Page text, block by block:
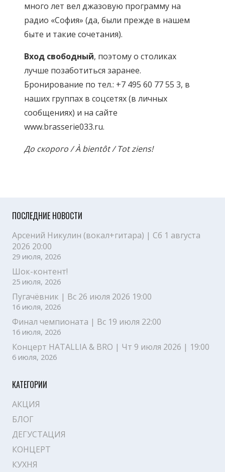
много лет вел джазовую программу на
радио «София» (да, были прежде в нашем
быте и такие сочетания).
Вход свободный, поэтому о столиках
лучше позаботиться заранее.
Бронирование по тел.: +7 495 60 77 55 3, в
наших группах в соцсетях (в личных
сообщениях) и на сайте
www.brasserie033.ru.
До скорого / À bientôt / Tot ziens!
ПОСЛЕДНИЕ НОВОСТИ
Арсений Никулин (вокал+гитара) | Сб 1 августа
2026 20:00
29 июля, 2026
Шок-контент!
25 июля, 2026
Пугачёвник | Вс 26 июля 2026 19:00
16 июля, 2026
Финал чемпионата | Вс 19 июля 22:00
16 июля, 2026
Концерт HATALLIA & BRO | Чт 9 июля 2026 | 19:00
6 июля, 2026
КАТЕГОРИИ
АКЦИЯ
БЛОГ
ДЕГУСТАЦИЯ
КОНЦЕРТ
КУХНЯ